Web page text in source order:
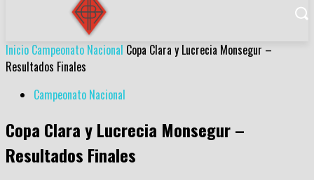
Inicio Campeonato Nacional Copa Clara y Lucrecia Monsegur –
Resultados Finales
Campeonato Nacional
Copa Clara y Lucrecia Monsegur –
Resultados Finales